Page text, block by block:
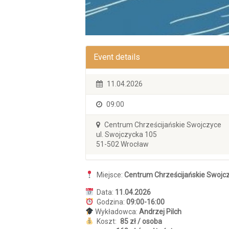
Event details
11.04.2026
09:00
Centrum Chrześcijańskie Swojczyce
ul. Swojczycka 105
51-502 Wrocław
Miejsce: Centrum Chrześcijańskie
Data: 11.04.2026
Godzina: 09:00-16:00
Wykładowca: Andrzej Pilch
Koszt: 85 zł / osoba